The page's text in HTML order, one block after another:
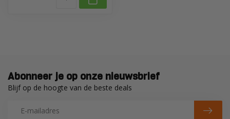
Abonneer je op onze nieuwsbrief
Blijf op de hoogte van de beste deals